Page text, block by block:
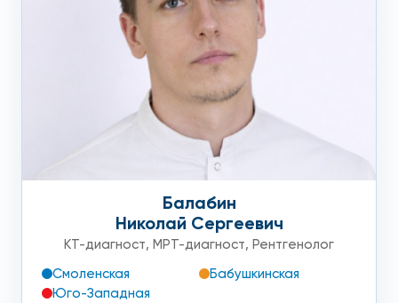
Балабин
Николай Сергеевич
КТ-диагност, МРТ-диагност, Рентгенолог
Смоленская
Бабушкинская
Юго-Западная